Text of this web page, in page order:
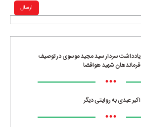
یادداشت سردار سید مجید موسوی در توصیف
فرماندهان شهید هوافضا
•••
اکبر عبدی به روایتی دیگر
•••
ارسال